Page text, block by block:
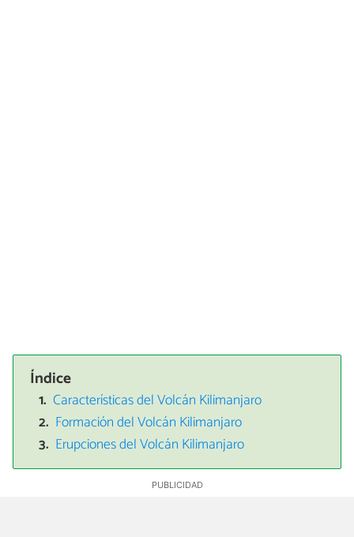
Índice
Características del Volcán Kilimanjaro
Formación del Volcán Kilimanjaro
Erupciones del Volcán Kilimanjaro